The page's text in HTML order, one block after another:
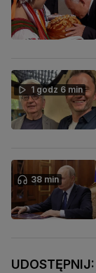
1 godz 6 min
38 min
UDOSTĘPNIJ: